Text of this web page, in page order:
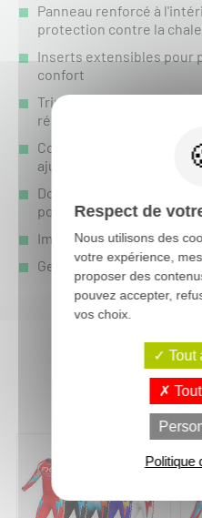
Panneau renforcé à
protection contre la
Inserts extensibles pour
confort
Triple surpiqûres dans
résistance et de durabilité
Conception testée et
ajustable à boucles et
Doublure en maille de
pour la respirabilité et le
Impressions par
Genoux pré-courbés
Vous
-10%
Respect de
Nous utilisons des
votre expérience,
proposer des
pouvez accepter,
vos choix.
Tout
Politique